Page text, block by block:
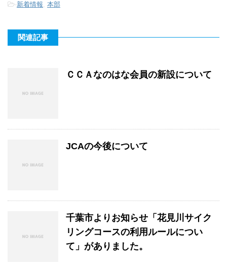
-新着情報, 本部
関連記事
ＣＣＡなのはな会員の新設について
JCAの今後について
千葉市よりお知らせ「花見川サイク
リングコースの利用ルールについ
て」がありました。